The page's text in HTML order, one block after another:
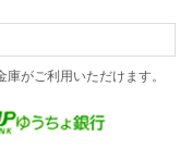
がご利用いただけます。